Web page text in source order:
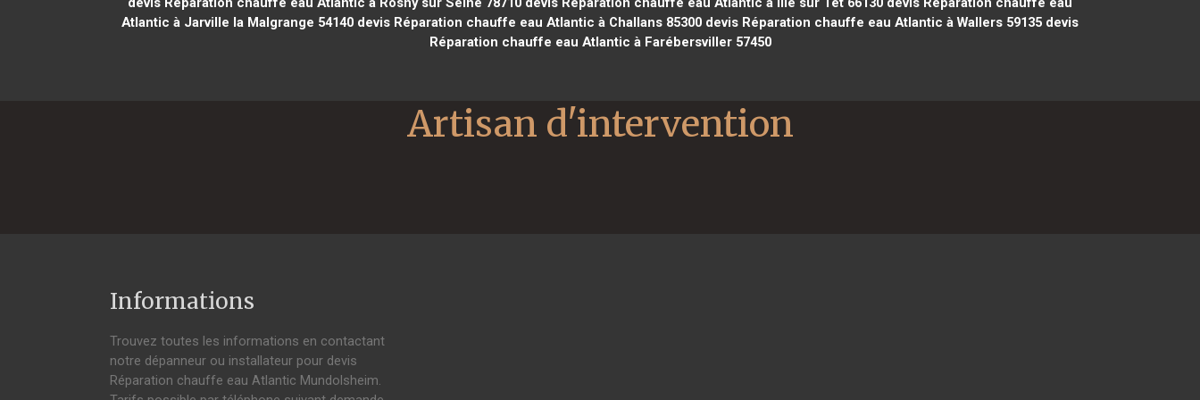
Atlantic à Jarville la Malgrange 54140 devis Réparation chauffe eau Atlantic à Challans 85300 devis Réparation chauffe eau Atlantic à Wallers 59135 devis
Réparation chauffe eau Atlantic à Farébersviller 57450
Informations
Trouvez toutes les informations en contactant
notre dépanneur ou installateur pour devis
Réparation chauffe eau Atlantic Mundolsheim.
Artisan d'intervention